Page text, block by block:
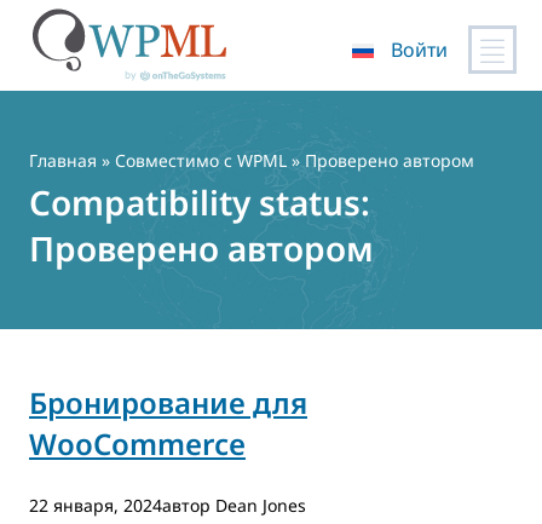
содержимому
Войти
Главная » Совместимо с WPML » Проверено автором
Compatibility status:
Проверено автором
Бронирование для
WooCommerce
22 января, 2024автор Dean Jones